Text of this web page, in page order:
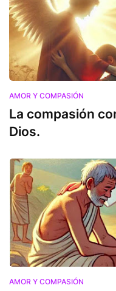
AMOR Y COMPASIÓN
La compasión
Dios.
AMOR Y COMPASIÓN